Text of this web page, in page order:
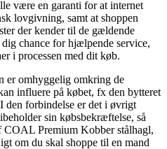
være en garanti for at internet
lovgivning, samt at shoppen
der kender til de gældende
chance for hjælpende service,
i processen med dit køb.
er omhyggelig omkring de
influere på købet, fx den bytteret
den forbindelse er det i øvrigt
sin købsbekræftelse, så
COAL Premium Kobber stålhagl,
om du skal shoppe til en mand